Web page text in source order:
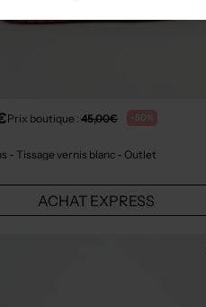
Prix boutique : 45,00€ -50%
- Tissage vernis blanc- Outlet
ACHAT EXPRESS